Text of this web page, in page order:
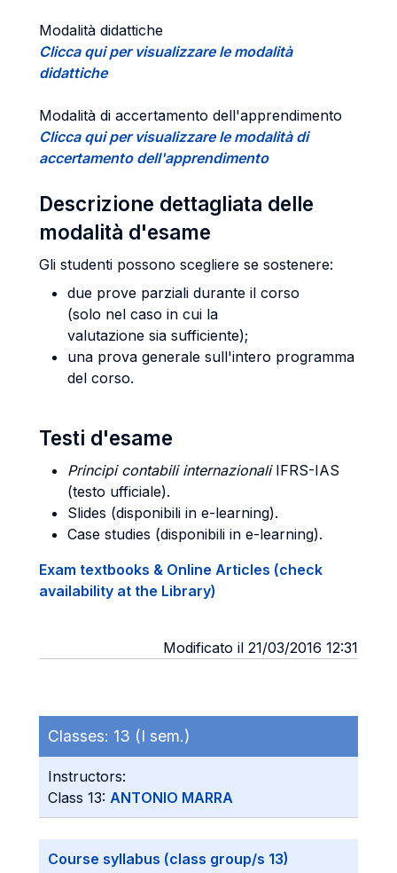
Modalità didattiche
Clicca qui per visualizzare le modalità
didattiche
Modalità di accertamento dell'apprendimento
Clicca qui per visualizzare le modalità di
accertamento dell'apprendimento
Descrizione dettagliata delle
modalità d'esame
Gli studenti possono scegliere se sostenere:
due prove parziali durante il corso
(solo nel caso in cui la
valutazione sia sufficiente);
una prova generale sull'intero programma
del corso.
Testi d'esame
Principi contabili internazionali IFRS-IAS
(testo ufficiale).
Slides (disponibili in e-learning).
Case studies (disponibili in e-learning).
Exam textbooks & Online Articles (check
availability at the Library)
Modificato il 21/03/2016 12:31
Classes: 13 (I sem.)
Instructors:
Class 13: ANTONIO MARRA
Course syllabus (class group/s 13)